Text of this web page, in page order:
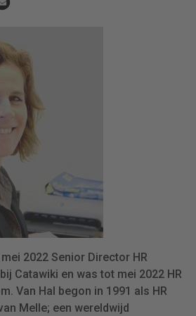
2022 Senior Director HR
Catawiki en was tot mei 2022 HR
Van Hal begon in 1991 als HR
Melle; een wereldwijd